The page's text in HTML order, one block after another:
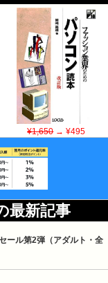
¥1,650→ ¥495
最新記事
ール第2弾（アダルト・全